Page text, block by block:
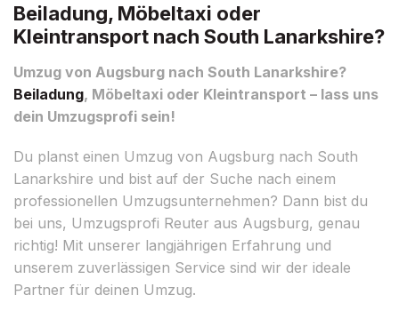
Beiladung, Möbeltaxi oder
Kleintransport nach South Lanarkshire?
Umzug von Augsburg nach South Lanarkshire?
Beiladung, Möbeltaxi oder Kleintransport – lass uns
dein Umzugsprofi sein!
Du planst einen Umzug von Augsburg nach South
Lanarkshire und bist auf der Suche nach einem
professionellen Umzugsunternehmen? Dann bist du
bei uns, Umzugsprofi Reuter aus Augsburg, genau
richtig! Mit unserer langjährigen Erfahrung und
unserem zuverlässigen Service sind wir der ideale
Partner für deinen Umzug.